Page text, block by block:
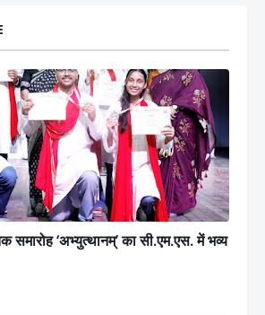
समारोह ‘अभ्युत्थानम्’ का सी.एम.एस. में भव्य